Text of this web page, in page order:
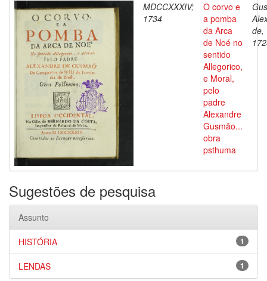
MDCCXXXIV;
1734
O corvo e
a pomba
da Arca
de Noé no
sentido
Allegorico,
e Moral,
pelo
padre
Alexandre
Gusmão...
obra
psthuma
de,
Sugestões de pesquisa
Assunto
1
HISTÓRIA
1
LENDAS